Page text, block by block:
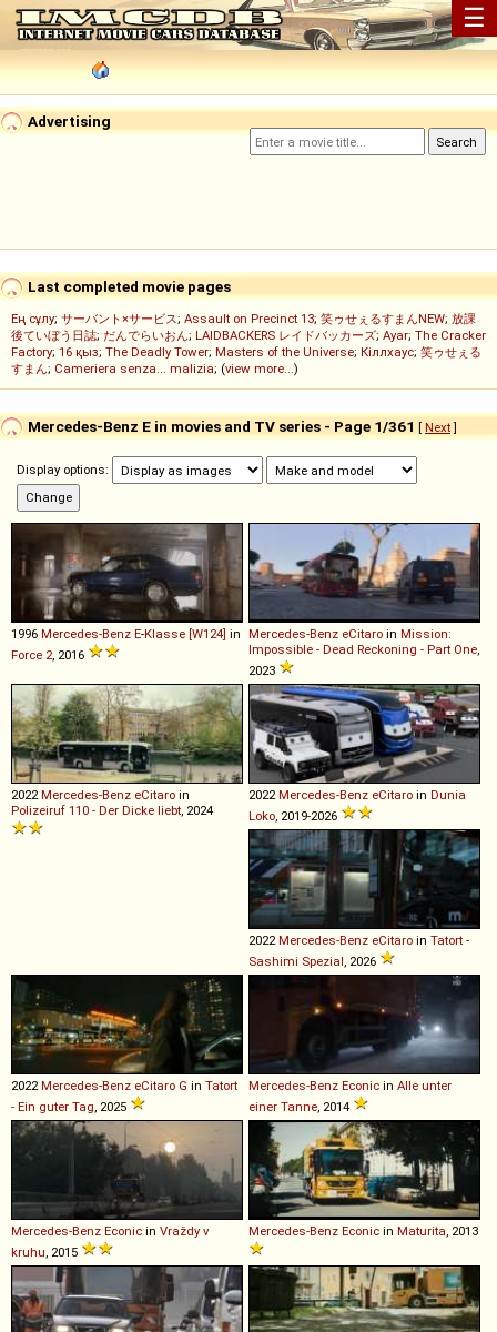
☰
Advertising
Last completed movie pages
Ең сұлу; サーバント×サービス; Assault on Precinct 13; 笑ゥせぇるすまんNEW; 放課
後ていぼう日誌; だんでらいおん; LAIDBACKERS レイドバッカーズ; Ayar; The Cracker
Factory; 16 қыз; The Deadly Tower; Masters of the Universe; Кіллхаус; 笑ゥせぇる
すまん; Cameriera senza... malizia; (view more...)
Mercedes-Benz E in movies and TV series - Page 1/361 [ Next]
Display options:
1996 Mercedes-Benz E-Klasse [W124] in
Force 2 , 2016
Mercedes-Benz eCitaro in Mission:
Impossible - Dead Reckoning - Part One
2023
2022 Mercedes-Benz eCitaro in
Polizeiruf 110 - Der Dicke liebt , 2024
2022 Mercedes-Benz eCitaro in Dunia
Loko , 2019-2026
2022 Mercedes-Benz eCitaro in Tatort -
Sashimi Spezial , 2026
2022 Mercedes-Benz eCitaro G in Tatort
- Ein guter Tag , 2025
Mercedes-Benz Econic in Alle unter
einer Tanne , 2014
Mercedes-Benz Econic in Vraždy v
kruhu , 2015
Mercedes-Benz Econic in Maturita , 2013